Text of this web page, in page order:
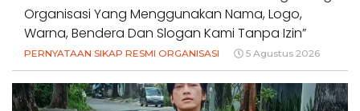
Organisasi Yang Menggunakan Nama, Logo,
Warna, Bendera Dan Slogan Kami Tanpa Izin”
PERNYATAAN SIKAP RESMI ORGANISASI 5 Agustus 2026